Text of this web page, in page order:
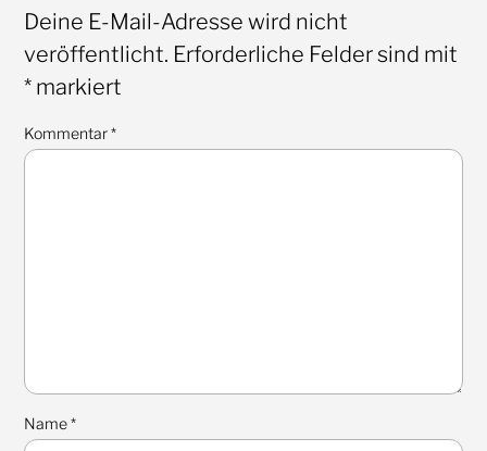
Deine E-Mail-Adresse wird nicht
veröffentlicht. Erforderliche Felder sind mit
*markiert
Kommentar*
Name*